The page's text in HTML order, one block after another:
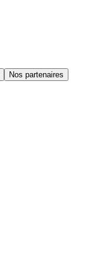
Nos partenaires